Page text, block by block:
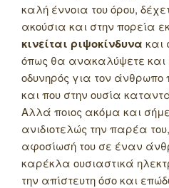
καλή έννοια του όρου,
ακούσια και στην πορεία
κινείται ριψοκίνδυνα και
όπως θα ανακαλύψετε και
οδυνηρός για τον άνθρωπο
και που στην ουσία
Αλλά ποιος ακόμα και
ανιδιοτελώς την παρέα
αφοσίωσή του σε έναν
καρέκλα ουσιαστικά
την απίστευτη όσο και